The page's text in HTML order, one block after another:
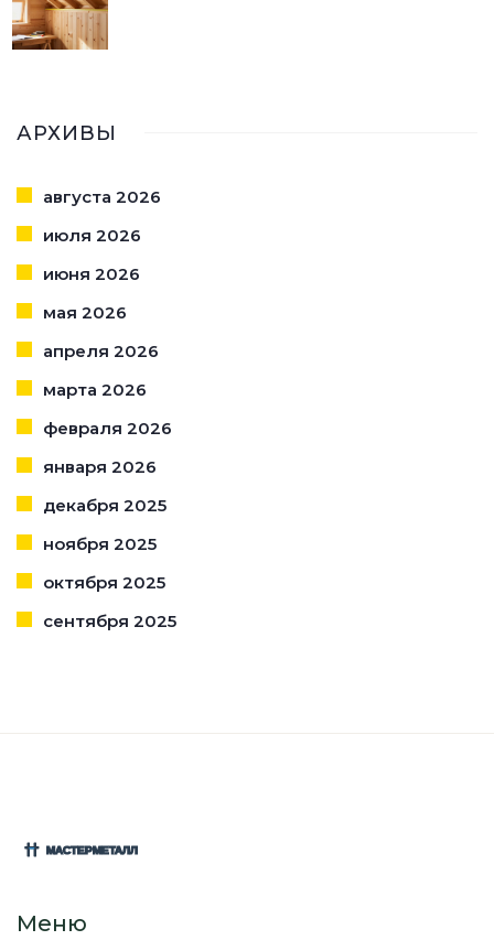
АРХИВЫ
августа 2026
июля 2026
июня 2026
мая 2026
апреля 2026
марта 2026
февраля 2026
января 2026
декабря 2025
ноября 2025
октября 2025
сентября 2025
Меню